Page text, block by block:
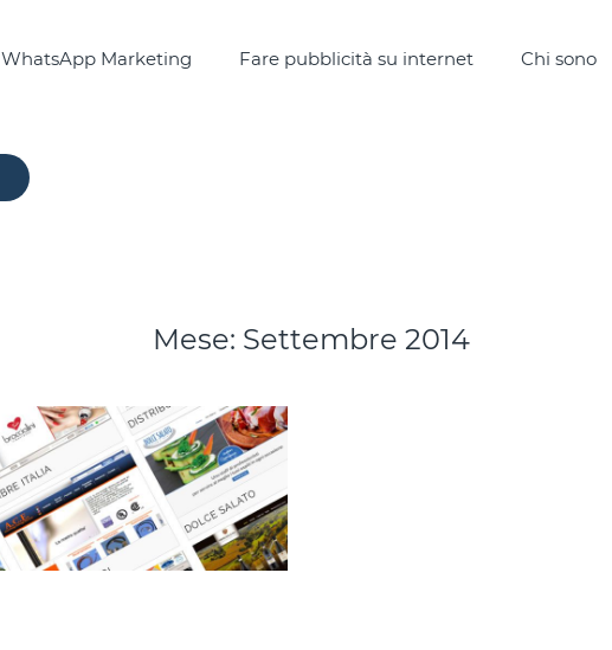
WhatsApp Marketing Fare pubblicità su internet Chi sono
Mese: Settembre 2014